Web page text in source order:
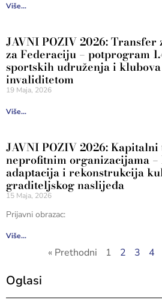
Više...
JAVNI POZIV 2026: Transfer
za Federaciju – potprogram
sportskih udruženja i klubova
invaliditetom
19 Maja, 2026
Više...
JAVNI POZIV 2026:
neprofitnim organizacijama
adaptacija i rekonstrukcija
graditeljskog naslijeđa
15 Maja, 2026
Prijavni obrazac:
Više...
« Prethodni 1 2 3 4
Oglasi